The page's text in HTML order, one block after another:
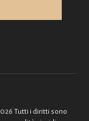
Tutti i diritti sono